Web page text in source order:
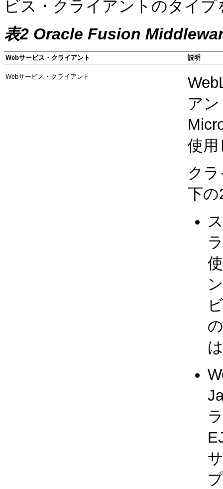
ビス・クライアントのタイ
表2 Oracle Fusion
Webサービス・クライアント 説明
Webサービス・クライアント
ア
使用
ク
下